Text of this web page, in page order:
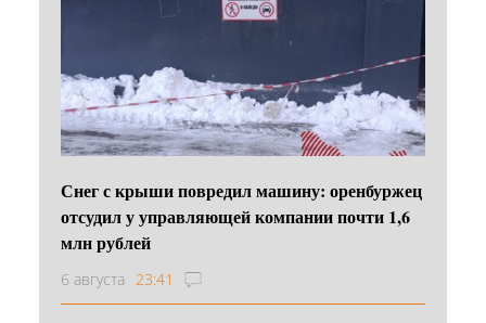
Снег с крыши повредил машину: оренбуржец
отсудил у управляющей компании почти 1,6
млн рублей
6 августа 23:41